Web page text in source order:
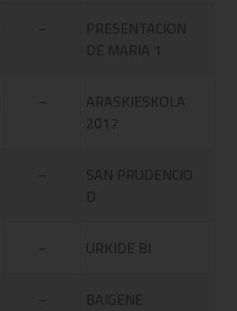
–
PRESENTACION
DE MARIA 1
–
ARASKIESKOLA
2017
–
SAN PRUDENCIO
D
– URKIDE BI
–
BAIGENE